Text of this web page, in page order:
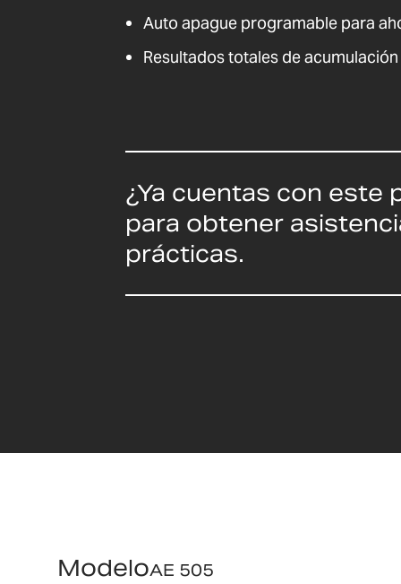
Auto apague programable para
Resultados totales de
¿Ya cuentas con este
para obtener
prácticas.
ModeloAE 505